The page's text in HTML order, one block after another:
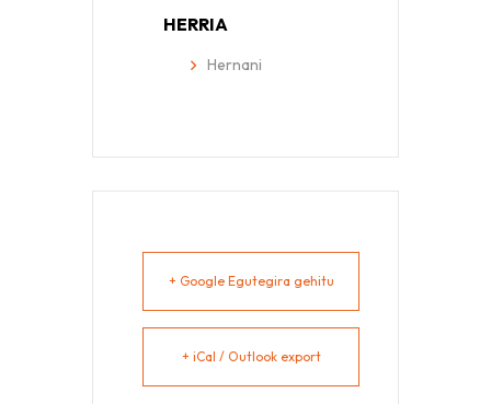
HERRIA
Hernani
+ Google Egutegira gehitu
+ iCal / Outlook export